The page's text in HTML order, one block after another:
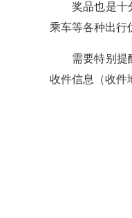
奖品也是十
乘车等各种出行
需要特别提
收件信息（收件